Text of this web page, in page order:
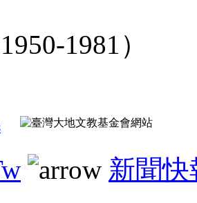
1981）
新聞快